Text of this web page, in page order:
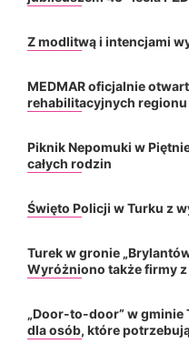
Z modlitwą i intencjami
MEDMAR oficjalnie
rehabilitacyjnych regionu
Piknik Nepomuki w
całych rodzin
Święto Policji w Turku z
Turek w gronie
Wyróżniono także firmy
„Door-to-door” w gminie
dla osób, które